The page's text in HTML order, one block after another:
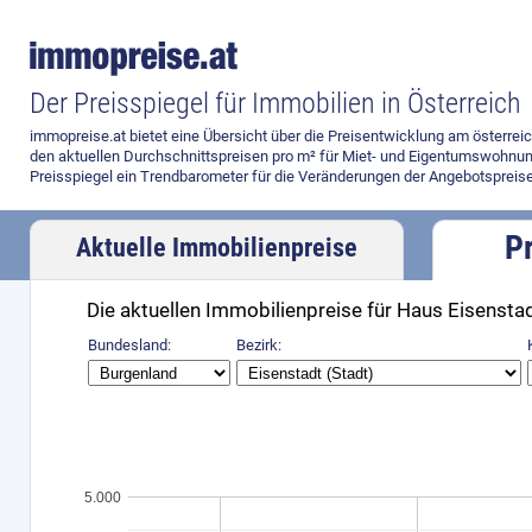
Der Preisspiegel für Immobilien in Österreich
immopreise.at bietet eine Übersicht über die Preisentwicklung am
den aktuellen Durchschnittspreisen pro m² für Miet- und
Preisspiegel ein Trendbarometer für die Veränderungen der
Aktuelle Immobilienpreise
Preisvergleich
Die aktuellen Immobilienpreise für Haus
Bundesland: Bezirk:
5.000